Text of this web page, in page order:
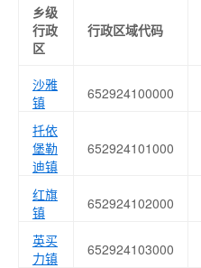
乡级
行政
区
行政区域代码
沙雅
镇
652924100000
托依
堡勒
迪镇
652924101000
红旗
镇
652924102000
英买
力镇
652924103000